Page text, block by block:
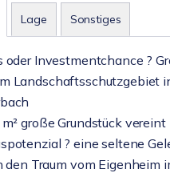
Lage Sonstiges
oder Investmentchance ?
Landschaftsschutzgebiet
große Grundstück vereint
? eine seltene
den Traum vom Eigenheim